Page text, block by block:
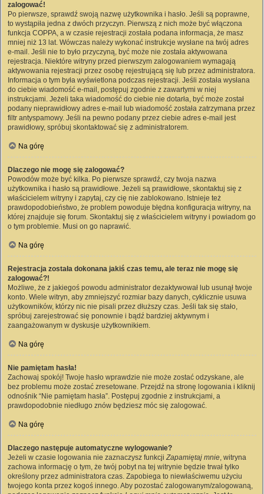
zalogować!
Po pierwsze, sprawdź swoją nazwę użytkownika i hasło. Jeśli są poprawne,
to wystąpiła jedna z dwóch przyczyn. Pierwszą z nich może być włączona
funkcja COPPA, a w czasie rejestracji została podana informacja, że masz
mniej niż 13 lat. Wówczas należy wykonać instrukcje wysłane na twój adres
e-mail. Jeśli nie to było przyczyną, być może nie została aktywowana
rejestracja. Niektóre witryny przed pierwszym zalogowaniem wymagają
aktywowania rejestracji przez osobę rejestrującą się lub przez administratora.
Informacja o tym była wyświetlona podczas rejestracji. Jeśli została wysłana
do ciebie wiadomość e-mail, postępuj zgodnie z zawartymi w niej
instrukcjami. Jeżeli taka wiadomość do ciebie nie dotarła, być może został
podany nieprawidłowy adres e-mail lub wiadomość została zatrzymana przez
filtr antyspamowy. Jeśli na pewno podany przez ciebie adres e-mail jest
prawidłowy, spróbuj skontaktować się z administratorem.
Na górę
Dlaczego nie mogę się zalogować?
Powodów może być kilka. Po pierwsze sprawdź, czy twoja nazwa
użytkownika i hasło są prawidłowe. Jeżeli są prawidłowe, skontaktuj się z
właścicielem witryny i zapytaj, czy cię nie zablokowano. Istnieje też
prawdopodobieństwo, że problem powoduje błędna konfiguracja witryny, na
której znajduje się forum. Skontaktuj się z właścicielem witryny i powiadom go
o tym problemie. Musi on go naprawić.
Na górę
Rejestracja została dokonana jakiś czas temu, ale teraz nie mogę się
zalogować?!
Możliwe, że z jakiegoś powodu administrator dezaktywował lub usunął twoje
konto. Wiele witryn, aby zmniejszyć rozmiar bazy danych, cyklicznie usuwa
użytkowników, którzy nic nie pisali przez dłuższy czas. Jeśli tak się stało,
spróbuj zarejestrować się ponownie i bądź bardziej aktywnym i
zaangażowanym w dyskusje użytkownikiem.
Na górę
Nie pamiętam hasła!
Zachowaj spokój! Twoje hasło wprawdzie nie może zostać odzyskane, ale
bez problemu może zostać zresetowane. Przejdź na stronę logowania i kliknij
odnośnik “Nie pamiętam hasła”. Postępuj zgodnie z instrukcjami, a
prawdopodobnie niedługo znów będziesz móc się zalogować.
Na górę
Dlaczego następuje automatyczne wylogowanie?
Jeżeli w czasie logowania nie zaznaczysz funkcjiZapamiętaj mnie, witryna
zachowa informację o tym, że twój pobyt na tej witrynie będzie trwał tylko
określony przez administratora czas. Zapobiega to niewłaściwemu użyciu
twojego konta przez kogoś innego. Aby pozostać zalogowanym/zalogowaną,